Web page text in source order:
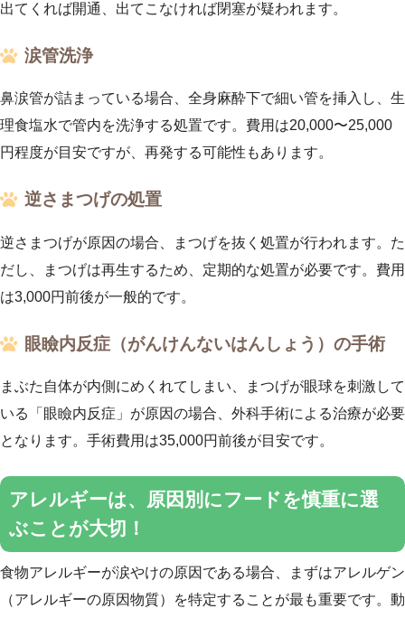
出てくれば開通、出てこなければ閉塞が疑われます。
涙管洗浄
鼻涙管が詰まっている場合、全身麻酔下で細い管を挿入し、生
理食塩水で管内を洗浄する処置です。費用は20,000〜25,000
円程度が目安ですが、再発する可能性もあります。
逆さまつげの処置
逆さまつげが原因の場合、まつげを抜く処置が行われます。た
だし、まつげは再生するため、定期的な処置が必要です。費用
は3,000円前後が一般的です。
眼瞼内反症（がんけんないはんしょう）の手術
まぶた自体が内側にめくれてしまい、まつげが眼球を刺激して
いる「眼瞼内反症」が原因の場合、外科手術による治療が必要
となります。手術費用は35,000円前後が目安です。
アレルギーは、原因別にフードを慎重に選
ぶことが大切！
食物アレルギーが涙やけの原因である場合、まずはアレルゲン
（アレルギーの原因物質）を特定することが最も重要です。動